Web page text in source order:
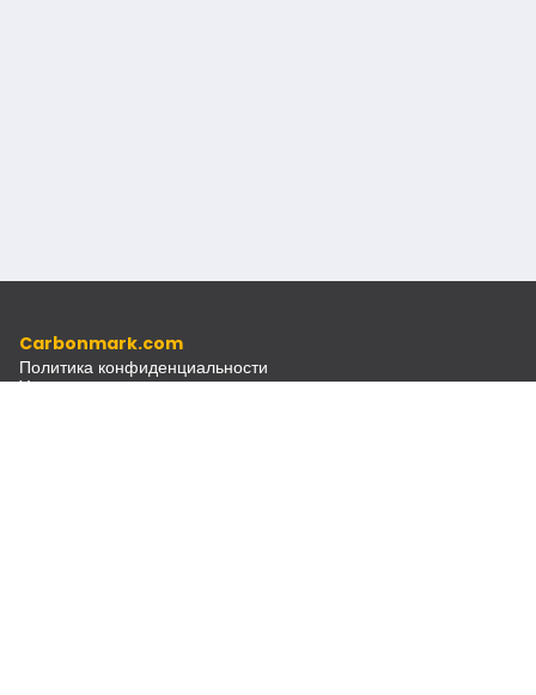
Carbonmark.com
Политика конфиденциальности
Условия использования